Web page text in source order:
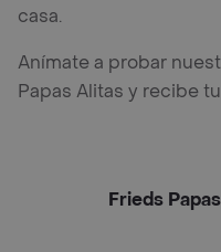
casa.
Anímate a probar
Papas Alitas y recibe
Frieds